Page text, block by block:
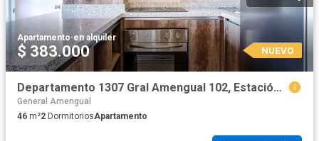
Apartamento·en alquiler
$ 383.000 NUEVO
Departamento 1307 Gral Amengual 102, Estación Central
General Amengual
46 m²2 DormitoriosApartamento